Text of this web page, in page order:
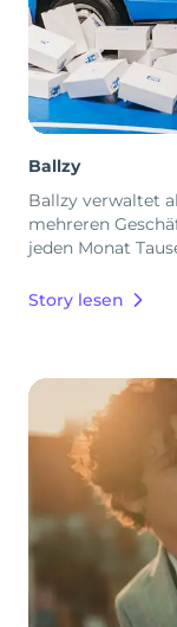
Ballzy
Ballzy verwaltet
mehreren
jeden Monat
Story lesen